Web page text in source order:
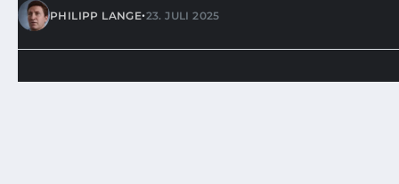
PHILIPP LANGE•23. JULI 2025